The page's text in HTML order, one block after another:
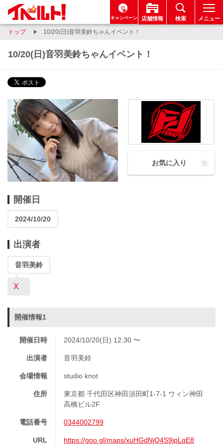
キャンペーン 店舗情報 検索 メニュー
トップ 10/20(日)音羽美鈴ちゃんイベント！
10/20(日)音羽美鈴ちゃんイベント！
お気に入り
開催日
2024/10/20
出演者
音羽美鈴
X
開催情報1
開催日時 2024/10/20(日) 12:30 〜
出演者 音羽美鈴
会場情報 studio knot
住所
東京都 千代田区神田須田町1-7-1 ウィン神田
高橋ビル2F
電話番号 0344002799
URL https://goo.gl/maps/xuHGdNjQ4S9jpLqE8